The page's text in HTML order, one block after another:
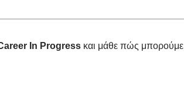
In Progress και μάθε πώς μπορούμε